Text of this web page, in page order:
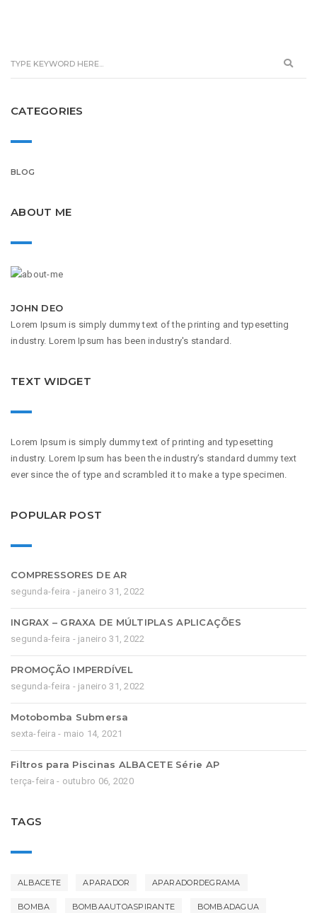
CATEGORIES
BLOG
ABOUT ME
JOHN DEO
Lorem Ipsum is simply dummy text of the printing and typesetting
industry. Lorem Ipsum has been industry's standard.
TEXT WIDGET
Lorem Ipsum is simply dummy text of printing and typesetting
industry. Lorem Ipsum has been the industry’s standard dummy text
ever since the of type and scrambled it to make a type specimen.
POPULAR POST
COMPRESSORES DE AR
segunda-feira - janeiro 31, 2022
INGRAX – GRAXA DE MÚLTIPLAS APLICAÇÕES
segunda-feira - janeiro 31, 2022
PROMOÇÃO IMPERDÍVEL
segunda-feira - janeiro 31, 2022
Motobomba Submersa
sexta-feira - maio 14, 2021
Filtros para Piscinas ALBACETE Série AP
terça-feira - outubro 06, 2020
TAGS
ALBACETE APARADOR APARADORDEGRAMA
BOMBA BOMBAAUTOASPIRANTE BOMBADAGUA